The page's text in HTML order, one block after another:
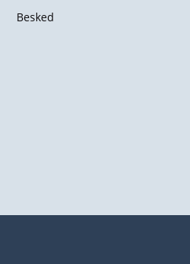
Besked